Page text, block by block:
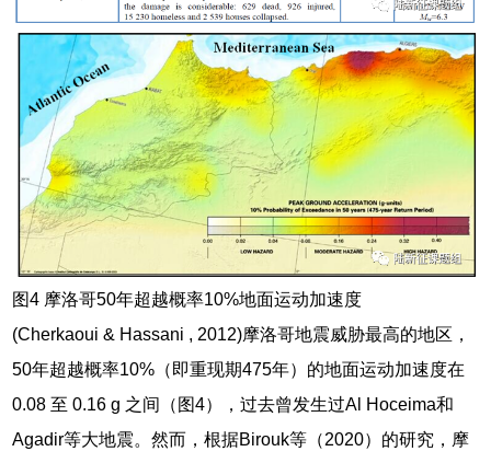
图4 摩洛哥50年超越概率10%地面运动加速度
(Cherkaoui & Hassani , 2012)摩洛哥地震威胁最高的地区，
50年超越概率10%（即重现期475年）的地面运动加速度在
0.08 至 0.16 g 之间（图4），过去曾发生过Al Hoceima和
Agadir等大地震。然而，根据Birouk等（2020）的研究，摩